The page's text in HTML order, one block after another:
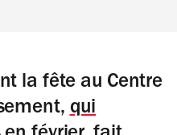
la fête au Centre
qui